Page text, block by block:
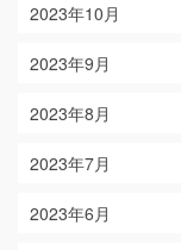
2023年10月
2023年9月
2023年8月
2023年7月
2023年6月